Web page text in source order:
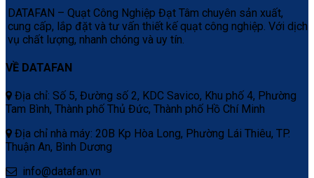
DATAFAN – Quạt Công Nghiệp Đạt Tâm chuyên sản xuất,
cung cấp, lắp đặt và tư vấn thiết kế quạt công nghiệp. Với dịch
vụ chất lượng, nhanh chóng và uy tín.
VỀ DATAFAN
Địa chỉ: Số 5, Đường số 2, KDC Savico, Khu phố 4, Phường
Tam Bình, Thành phố Thủ Đức, Thành phố Hồ Chí Minh
Địa chỉ nhà máy: 20B Kp Hòa Long, Phường Lái Thiêu, TP.
Thuận An, Bình Dương
info@datafan.vn